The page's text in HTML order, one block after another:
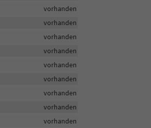
vorhanden
vorhanden
vorhanden
vorhanden
vorhanden
vorhanden
vorhanden
vorhanden
vorhanden